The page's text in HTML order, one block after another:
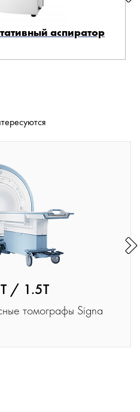
аспиратор
/ 1.5T
томографы Signa